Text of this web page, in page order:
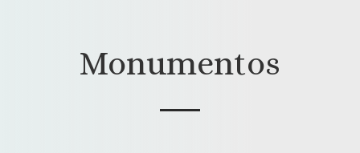
Monumentos